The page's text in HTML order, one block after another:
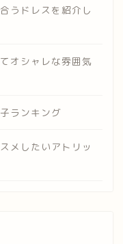
うドレスを紹介し
オシャレな雰囲気
ランキング
メしたいアトリッ